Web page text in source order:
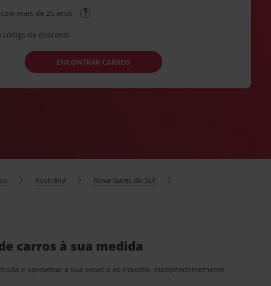
mais de 25 anos
código de desconto
ENCONTRAR CARROS
Austrália
Nova Gales do Sul
carros à sua medida
e aproveitar a sua estadia ao máximo. Independentemente